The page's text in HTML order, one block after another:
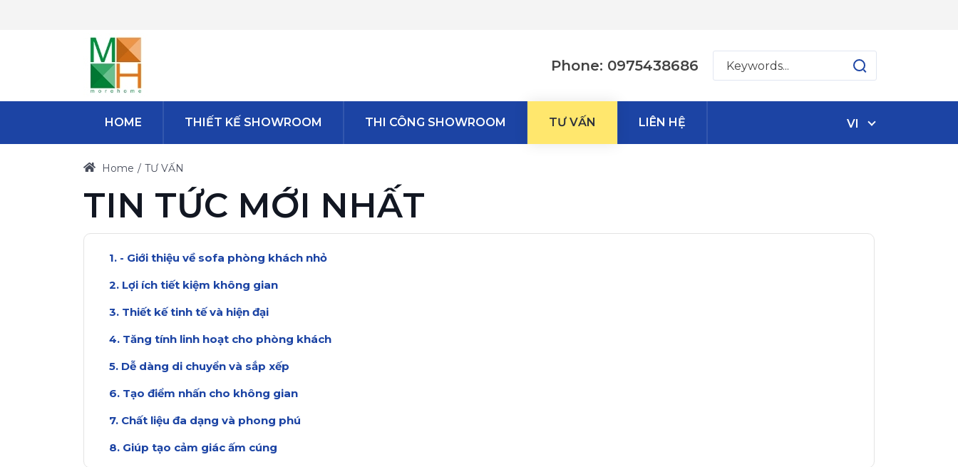
Phone: 0975438686
HOME THIẾT KẾ SHOWROOM THI CÔNG SHOWROOM TƯ VẤN LIÊN HỆ VI
Home TƯ VẤN
TIN TỨC MỚI NHẤT
- Giới thiệu về sofa phòng khách nhỏ
Lợi ích tiết kiệm không gian
Thiết kế tinh tế và hiện đại
Tăng tính linh hoạt cho phòng khách
Dễ dàng di chuyển và sắp xếp
Tạo điểm nhấn cho không gian
Chất liệu đa dạng và phong phú
Giúp tạo cảm giác ấm cúng